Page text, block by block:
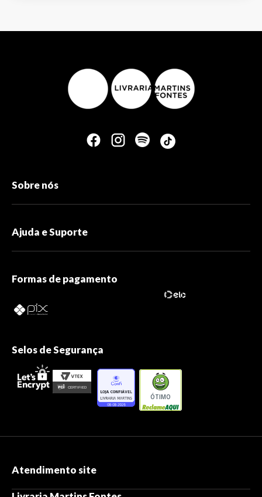
Sobre nós
Ajuda e Suporte
Formas de pagamento
Selos de Segurança
ÓTIMO
Atendimento site